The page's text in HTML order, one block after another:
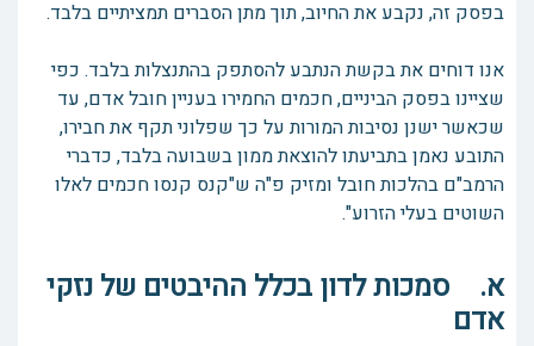
בפסק זה, נקבע את החיוב, תוך מתן הסברים תמציתיים בלבד.
אנו דוחים את בקשת הנתבע להסתפק בהתנצלות בלבד. כפי
שציינו בפסק הביניים, חכמים החמירו בעניין חובל אדם, עד
שכאשר ישנן נסיבות המורות על כך שפלוני תקף את חבירו,
התובע נאמן בתביעתו להוצאת ממון בשבועה בלבד, כדברי
הרמב"ם בהלכות חובל ומזיק פ"ה ש"קנס קנסו חכמים לאלו
השוטים בעלי הזרוע".
א. סמכות לדון בכלל ההיבטים של נזקי
אדם